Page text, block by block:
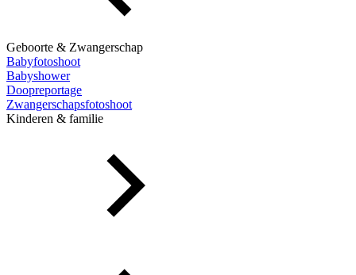
Geboorte & Zwangerschap
Babyfotoshoot
Babyshower
Doopreportage
Zwangerschapsfotoshoot
Kinderen & familie